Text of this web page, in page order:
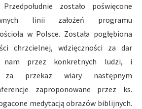
zostało poświęcone
linii założeń programu
w Polsce. Została pogłębiona
chrzcielnej, wdzięczności za dar
nam przez konkretnych ludzi, i
za przekaz wiary następnym
zaproponowane przez ks.
medytacją obrazów biblijnych.